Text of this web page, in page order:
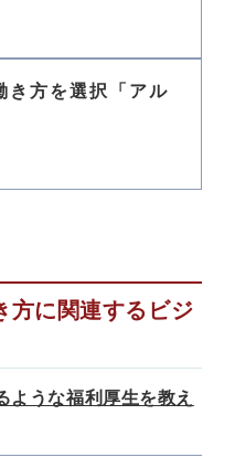
き方を選択「アル
方に関連するビジ
ような福利厚生を教え